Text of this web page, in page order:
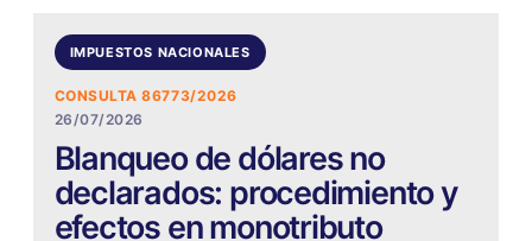
IMPUESTOS NACIONALES
CONSULTA 86773/2026
26/07/2026
Blanqueo de dólares no
declarados: procedimiento y
efectos en monotributo